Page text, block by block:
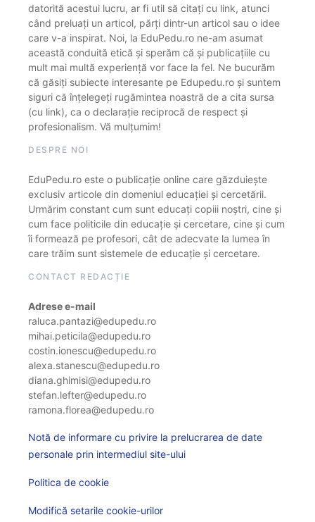
datorită acestui lucru, ar fi util să citați cu link, atunci
când preluați un articol, părți dintr-un articol sau o idee
care v-a inspirat. Noi, la EduPedu.ro ne-am asumat
această conduită etică și sperăm că și publicațiile cu
mult mai multă experiență vor face la fel. Ne bucurăm
că găsiți subiecte interesante pe Edupedu.ro și suntem
siguri că înțelegeți rugămintea noastră de a cita sursa
(cu link), ca o declarație reciprocă de respect și
profesionalism. Vă mulțumim!
DESPRE NOI
EduPedu.ro este o publicație online care găzduiește
exclusiv articole din domeniul educației și cercetării.
Urmărim constant cum sunt educați copiii noștri, cine și
cum face politicile din educație și cercetare, cine și cum
îi formează pe profesori, cât de adecvate la lumea în
care trăim sunt sistemele de educație și cercetare.
CONTACT REDACȚIE
Adrese e-mail
raluca.pantazi@edupedu.ro
mihai.peticila@edupedu.ro
costin.ionescu@edupedu.ro
alexa.stanescu@edupedu.ro
diana.ghimisi@edupedu.ro
stefan.lefter@edupedu.ro
ramona.florea@edupedu.ro
Notă de informare cu privire la prelucrarea de date
personale prin intermediul site-ului
Politica de cookie
Modifică setarile cookie-urilor